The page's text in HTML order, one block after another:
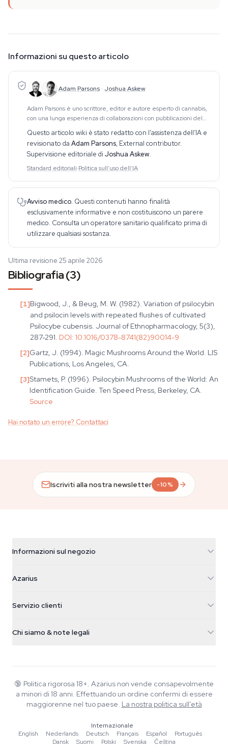
Informazioni su questo articolo
Adam Parsons · Joshua Askew
Adam Parsons è uno scrittore, editor e autore esperto di cannabis,
con una lunga esperienza di collaborazioni con pubblicazioni del
settore. Il suo lavoro riguarda CBD, psichedelici, etnobotanici e
temi correlati. Realiz
Questo articolo wiki è stato redatto con l’assistenza dell’IA e
revisionato da Adam Parsons, External contributor.
Supervisione editoriale di Joshua Askew.
Standard editoriali·Politica sull'uso dell'IA
Avviso medico. Questi contenuti hanno finalità
esclusivamente informative e non costituiscono un parere
medico. Consulta un operatore sanitario qualificato prima di
utilizzare qualsiasi sostanza.
Ultima revisione 25 aprile 2026
Bibliografia (3)
[1]Bigwood, J., & Beug, M. W. (1982). Variation of psilocybin
and psilocin levels with repeated flushes of cultivated
Psilocybe cubensis. Journal of Ethnopharmacology, 5(3),
287-291. DOI: 10.1016/0378-8741(82)90014-9
[2]Gartz, J. (1994). Magic Mushrooms Around the World. LIS
Publications, Los Angeles, CA.
[3]Stamets, P. (1996). Psilocybin Mushrooms of the World: An
Identification Guide. Ten Speed Press, Berkeley, CA.
Source
Hai notato un errore? Contattaci
Iscriviti alla nostra newsletter -10%
Informazioni sul negozio
Galvaniweg 11
Nederland
+31(0)204897914
Azarius
Smokeshop
Servizio clienti
FAQ
Informativa sulla privacy
Chi siamo & note legali
Wiki
Blog
Scrittori
Strumenti e Calcolatori
🔞 Politica rigorosa 18+. Azarius non vende consapevolmente
a minori di 18 anni. Effettuando un ordine confermi di essere
maggiorenne nel tuo paese. La nostra politica sull'età
Internazionale
English
·Nederlands ·Deutsch ·Français ·Español ·Português
·
Dansk
·Suomi ·Polski ·Svenska ·Čeština